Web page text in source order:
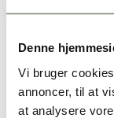
Denne
Vi bruger
annoncer, til at
at analysere
Grydebrød
Køkkentid
30 min.